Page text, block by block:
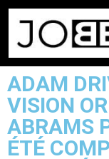
ADAM
VISION
ABRAMS
ÉTÉ